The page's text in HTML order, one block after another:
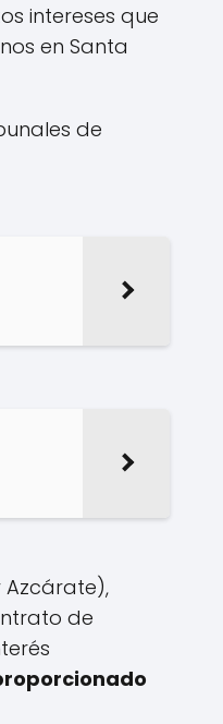
intereses que
en Santa
de
Azcárate),
de